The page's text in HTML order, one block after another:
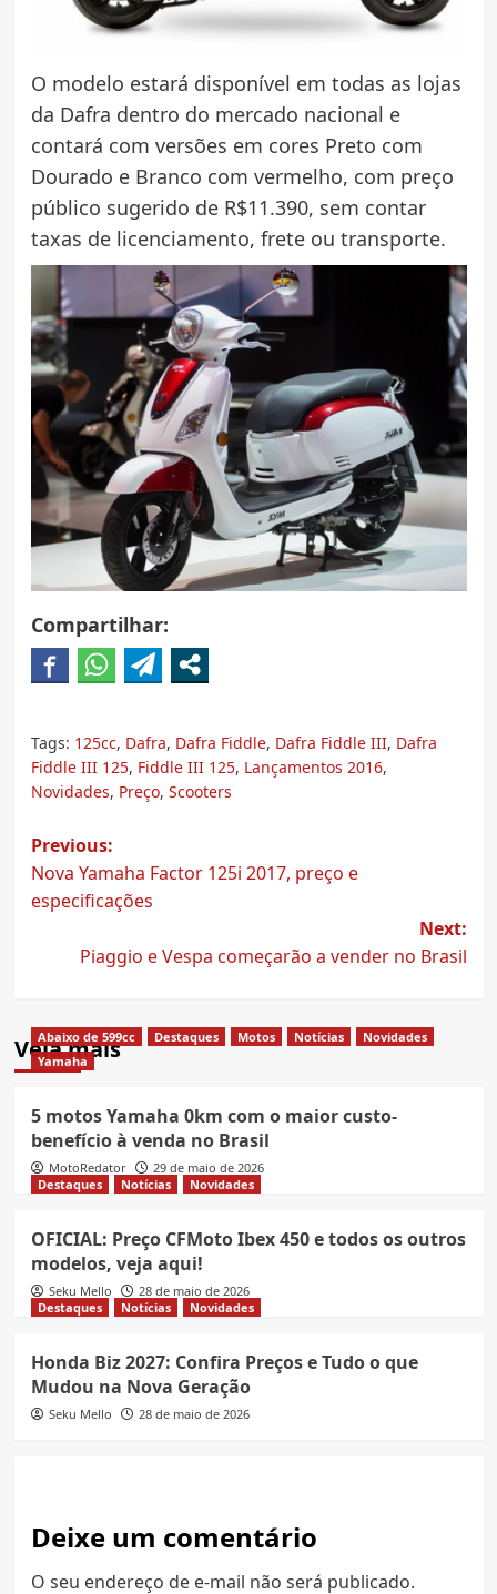
O modelo estará disponível em todas as lojas
da Dafra dentro do mercado nacional e
contará com versões em cores Preto com
Dourado e Branco com vermelho, com preço
público sugerido de R$11.390, sem contar
taxas de licenciamento, frete ou transporte.
Compartilhar:
Tags: 125cc, Dafra, Dafra Fiddle, Dafra Fiddle III, Dafra
Fiddle III 125, Fiddle III 125, Lançamentos 2016,
Novidades, Preço, Scooters
Post
navigation
Previous:
Nova Yamaha Factor 125i 2017, preço e
especificações
Next:
Piaggio e Vespa começarão a vender no Brasil
Veja mais
Abaixo de 599cc Destaques Motos Notícias
Novidades
Yamaha
5 motos Yamaha 0km com o maior custo-
benefício à venda no Brasil
MotoRedator
29 de maio de 2026
Destaques
Notícias Novidades
OFICIAL: Preço CFMoto Ibex 450 e todos os outros
modelos, veja aqui!
Seku Mello
28 de maio de 2026
Destaques
Notícias Novidades
Honda Biz 2027: Confira Preços e Tudo o que
Mudou na Nova Geração
Seku Mello 28 de maio de 2026
Deixe um comentário
O seu endereço de e-mail não será publicado.